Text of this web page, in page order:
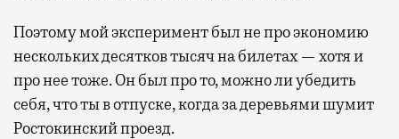
Поэтому мой эксперимент был не про экономию
нескольких десятков тысяч на билетах — хотя и
про нее тоже. Он был про то, можно ли убедить
себя, что ты в отпуске, когда за деревьями шумит
Ростокинский проезд.